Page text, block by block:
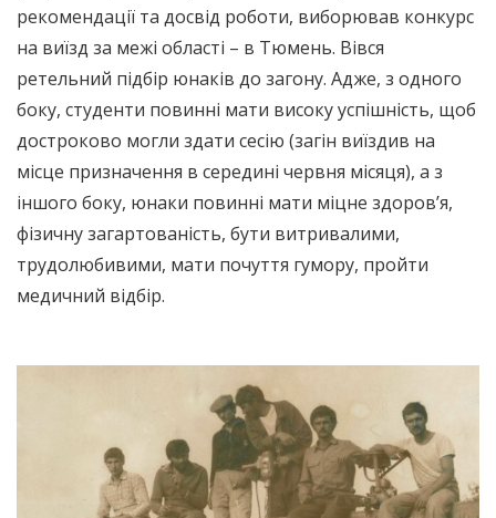
рекомендації та досвід роботи, виборював конкурс
на виїзд за межі області – в Тюмень. Вівся
ретельний підбір юнаків до загону. Адже, з одного
боку, студенти повинні мати високу успішність, щоб
достроково могли здати сесію (загін виїздив на
місце призначення в середині червня місяця), а з
іншого боку, юнаки повинні мати міцне здоров’я,
фізичну загартованість, бути витривалими,
трудолюбивими, мати почуття гумору, пройти
медичний відбір.